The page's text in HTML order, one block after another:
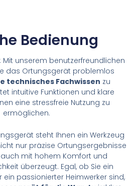
Bedienung
Mit unserem benutzerfreundlichen
das Ortungsgerät problemlos
technisches Fachwissen zu
intuitive Funktionen und klare
eine stressfreie Nutzung zu
ermöglichen.
steht Ihnen ein Werkzeug
nur präzise Ortungsergebnisse
mit hohem Komfort und
überzeugt. Egal, ob Sie ein
ein passionierter Heimwerker sind,